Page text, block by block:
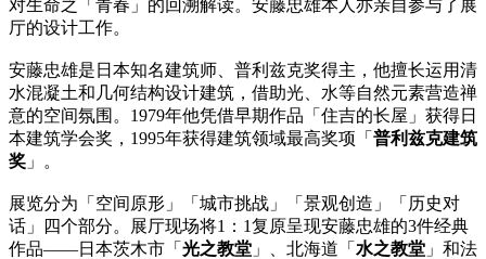
对生命之「青春」的回溯解读。安藤忠雄本人亦亲自参与了展
厅的设计工作。
安藤忠雄是日本知名建筑师、普利兹克奖得主，他擅长运用清
水混凝土和几何结构设计建筑，借助光、水等自然元素营造禅
意的空间氛围。1979年他凭借早期作品「住吉的长屋」获得日
本建筑学会奖，1995年获得建筑领域最高奖项「 普利兹克建筑
奖 」。
展览分为「空间原形」「城市挑战」「景观创造」「历史对
话」四个部分。展厅现场将1：1复原呈现安藤忠雄的3件经典
作品——日本茨木市「 光之教堂 」、北海道「 水之教堂 」和法